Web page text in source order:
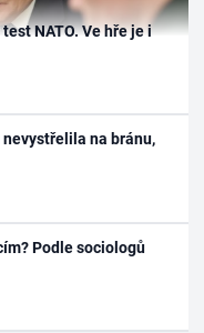
NATO. Ve hře je i
na bránu,
Podle sociologů